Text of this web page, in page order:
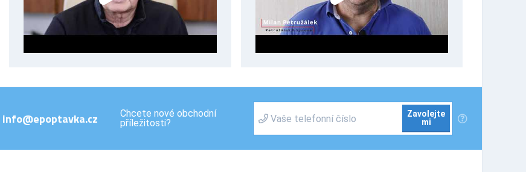
info@epoptavka.cz
Chcete nové obchodní
příležitosti?
Zavolejte
mi